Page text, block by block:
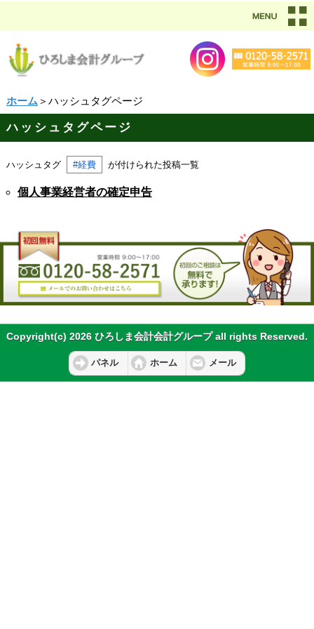
ホーム ＞ハッシュタグページ
ハッシュタグページ
ハッシュタグ #経費 が付けられた投稿一覧
個人事業経営者の確定申告
Copyright(c) 2026 ひろしま会計会計グループ all rights Reserved.
パネル ホーム メール